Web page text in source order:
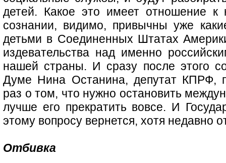
детей. Какое это имеет отношение
сознании, видимо, привычны уже
детьми в Соединенных Штатах
издевательства над именно
нашей страны. И сразу после этого
Думе Нина Останина, депутат КПРФ,
раз о том, что нужно остановить
лучше его прекратить вовсе. И
этому вопросу вернется, хотя недавно
Отбивка